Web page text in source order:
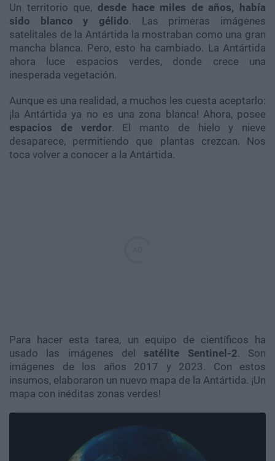
Un territorio que, desde hace miles de años, había
sido blanco y gélido. Las primeras imágenes
satelitales de la Antártida la mostraban como una gran
mancha blanca. Pero, esto ha cambiado. La Antártida
ahora luce espacios verdes, donde crece una
inesperada vegetación.
Aunque es una realidad, a muchos les cuesta aceptarlo:
¡la Antártida ya no es una zona blanca! Ahora, posee
espacios de verdor. El manto de hielo y nieve
desaparece, permitiendo que plantas crezcan. Nos
toca volver a conocer a la Antártida.
Para hacer esta tarea, un equipo de científicos ha
usado las imágenes del satélite Sentinel-2. Son
imágenes de los años 2017 y 2023. Con estos
insumos, elaboraron un nuevo mapa de la Antártida. ¡Un
mapa con inéditas zonas verdes!